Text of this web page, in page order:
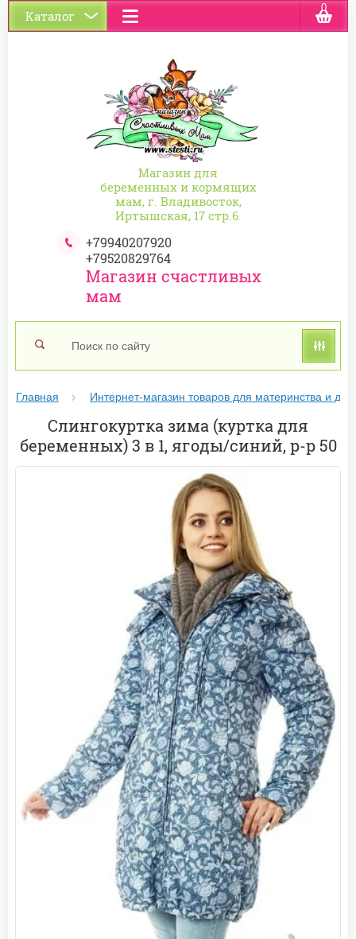
Магазин для
беременных и кормящих
мам, г. Владивосток,
Иртышская, 17 стр.6.
+79940207920
+79520829764
Магазин счастливых
мам
Главная Интернет-магазин товаров для материнства и
Слингокуртка зима (куртка для
беременных) 3 в 1, ягоды/синий, р-р 50
0
Каталог